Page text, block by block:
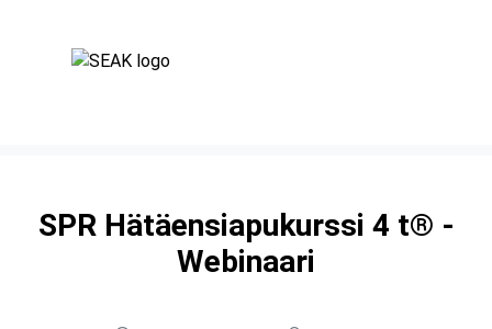
SPR Hätäensiapukurssi 4 t® -
Webinaari